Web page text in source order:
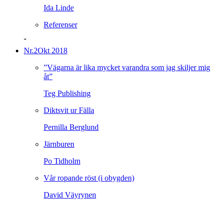
Ida Linde
Referenser
ˇ
Nr.2Okt 2018
”Vägarna är lika mycket varandra som jag skiljer mig
åt”
Teg Publishing
Diktsvit ur Fälla
Pernilla Berglund
Järnburen
Po Tidholm
Vår ropande röst (i obygden)
David Väyrynen